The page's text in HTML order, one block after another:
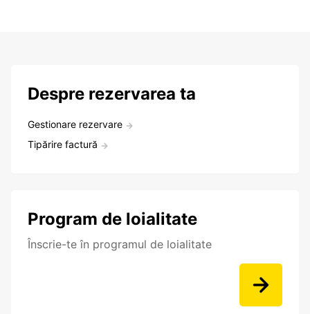
Despre rezervarea ta
Gestionare rezervare
Tipărire factură
Program de loialitate
Înscrie-te în programul de loialitate